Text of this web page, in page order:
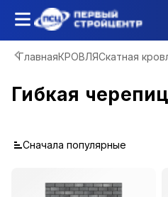
ГлавнаяКРОВЛЯСкатная
Гибкая
Сначала популярные